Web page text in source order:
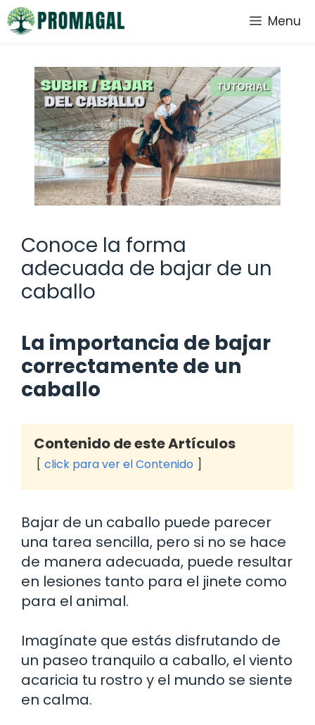
Saltar
al
Menu
Conoce la forma
adecuada de bajar de un
caballo
La importancia de bajar
correctamente de un
caballo
Contenido de este Artículos
click para ver el Contenido
Bajar de un caballo puede parecer
una tarea sencilla, pero si no se hace
de manera adecuada, puede resultar
en lesiones tanto para el jinete como
para el animal.
Imagínate que estás disfrutando de
un paseo tranquilo a caballo, el viento
acaricia tu rostro y el mundo se siente
en calma.